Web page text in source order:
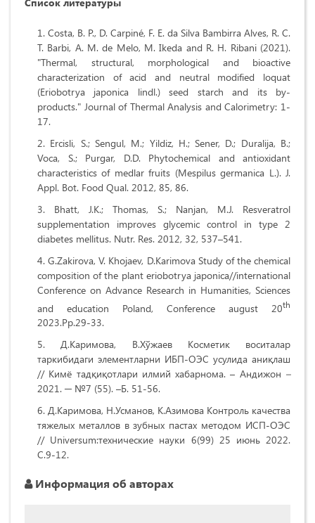
Costa, B. P., D. Carpiné, F. E. da Silva Bambirra Alves, R. C.
T. Barbi, A. M. de Melo, M. Ikeda and R. H. Ribani (2021).
"Thermal, structural, morphological and bioactive
characterization of acid and neutral modified loquat
(Eriobotrya japonica lindl.) seed starch and its by-
products." Journal of Thermal Analysis and Calorimetry: 1-
17.
Ercisli, S.; Sengul, M.; Yildiz, H.; Sener, D.; Duralija, B.;
Voca, S.; Purgar, D.D. Phytochemical and antioxidant
characteristics of medlar fruits (Mespilus germanica L.). J.
Appl. Bot. Food Qual. 2012, 85, 86.
Bhatt, J.K.; Thomas, S.; Nanjan, M.J. Resveratrol
supplementation improves glycemic control in type 2
diabetes mellitus. Nutr. Res. 2012, 32, 537–541.
G.Zakirova, V. Khojaev, D.Karimova Study of the chemical
composition of the plant eriobotrya japonica//international
Conference on Advance Research in Humanities, Sciences
and education Poland, Conference august 20th
2023.Pp.29-33.
Д.Каримова, В.Хўжаев Косметик воситалар
таркибидаги элементларни ИБП-ОЭС усулида аниқлаш
// Кимё тадқиқотлари илмий хабарнома. – Андижон –
2021. ─ №7 (55). –Б. 51-56.
Д.Каримова, Н.Усманов, К.Азимова Контроль качества
тяжелых металлов в зубных пастах методом ИСП-ОЭС
// Universum:технические науки 6(99) 25 июнь 2022.
С.9-12.
Информация об авторах